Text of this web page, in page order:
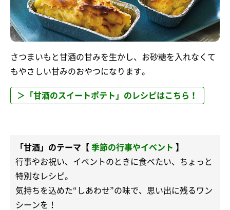
さつまいもと甘酒の甘みを生かし、お砂糖を入れなくて
もやさしい甘みのおやつになります。
＞「甘酒のスイートポテト」のレシピはこちら！
「甘酒」のテーマ【 季節の行事やイベント 】
行事やお祝い、イベントのときに食べたい、ちょっと
特別なレシピ。
気持ちを込めた“しあわせ”の味で、思い出に残るワン
シーンを！